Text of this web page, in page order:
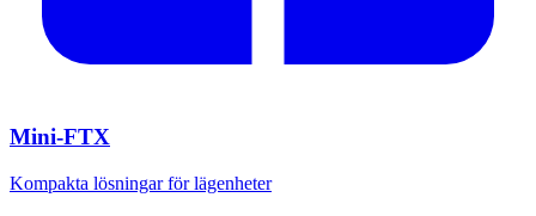
Mini-FTX
Kompakta lösningar för lägenheter